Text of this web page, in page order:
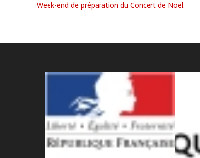
Week-end de préparation du Concert de Noël.